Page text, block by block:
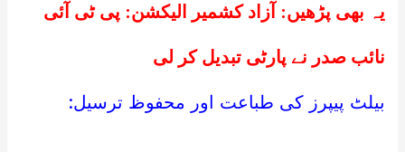
یہ بھی پڑھیں: آزاد کشمیر الیکشن: پی ٹی آئی
نائب صدر نے پارٹی تبدیل کر لی
بیلٹ پیپرز کی طباعت اور محفوظ ترسیل: